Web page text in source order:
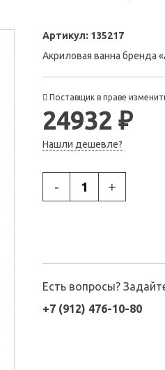
Артикул: 135217
Акриловая ванна бренда
Поставщик в праве
24932 ₽
Нашли дешевле?
- +
Есть вопросы?
+7 (912) 476-10-80